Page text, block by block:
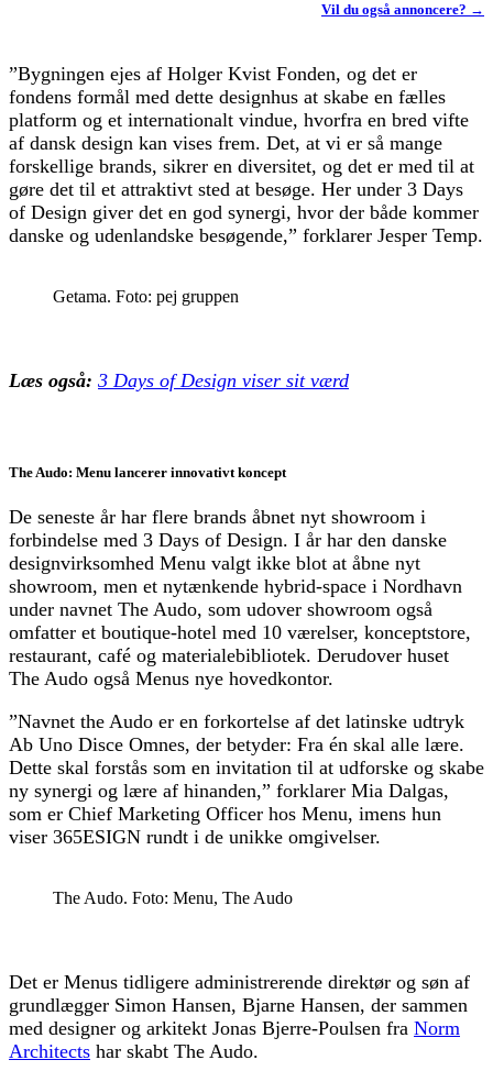
Vil du også annoncere? →
”Bygningen ejes af Holger Kvist Fonden, og det er
fondens formål med dette designhus at skabe en fælles
platform og et internationalt vindue, hvorfra en bred vifte
af dansk design kan vises frem. Det, at vi er så mange
forskellige brands, sikrer en diversitet, og det er med til at
gøre det til et attraktivt sted at besøge. Her under 3 Days
of Design giver det en god synergi, hvor der både kommer
danske og udenlandske besøgende,” forklarer Jesper Temp.
Getama. Foto: pej gruppen
Læs også: 3 Days of Design viser sit værd
The Audo: Menu lancerer innovativt koncept
De seneste år har flere brands åbnet nyt showroom i
forbindelse med 3 Days of Design. I år har den danske
designvirksomhed Menu valgt ikke blot at åbne nyt
showroom, men et nytænkende hybrid-space i Nordhavn
under navnet The Audo, som udover showroom også
omfatter et boutique-hotel med 10 værelser, konceptstore,
restaurant, café og materialebibliotek. Derudover huset
The Audo også Menus nye hovedkontor.
”Navnet the Audo er en forkortelse af det latinske udtryk
Ab Uno Disce Omnes, der betyder: Fra én skal alle lære.
Dette skal forstås som en invitation til at udforske og skabe
ny synergi og lære af hinanden,” forklarer Mia Dalgas,
som er Chief Marketing Officer hos Menu, imens hun
viser 365ESIGN rundt i de unikke omgivelser.
The Audo. Foto: Menu, The Audo
Det er Menus tidligere administrerende direktør og søn af
grundlægger Simon Hansen, Bjarne Hansen, der sammen
med designer og arkitekt Jonas Bjerre-Poulsen fra Norm
Architects har skabt The Audo.